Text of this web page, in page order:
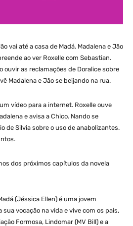
vai até a casa de Madá. Madalena e Jão
ao ver Roxelle com Sebastian.
ouvir as reclamações de Doralice sobre
Madalena e Jão se beijando na rua.
vídeo para a internet. Roxelle ouve
e avisa a Chico. Nando se
de Silvia sobre o uso de anabolizantes.
dos próximos capítulos da novela
(Jéssica Ellen) é uma jovem
vocação na vida e vive com os pais,
Formosa, Lindomar (MV Bill) e a